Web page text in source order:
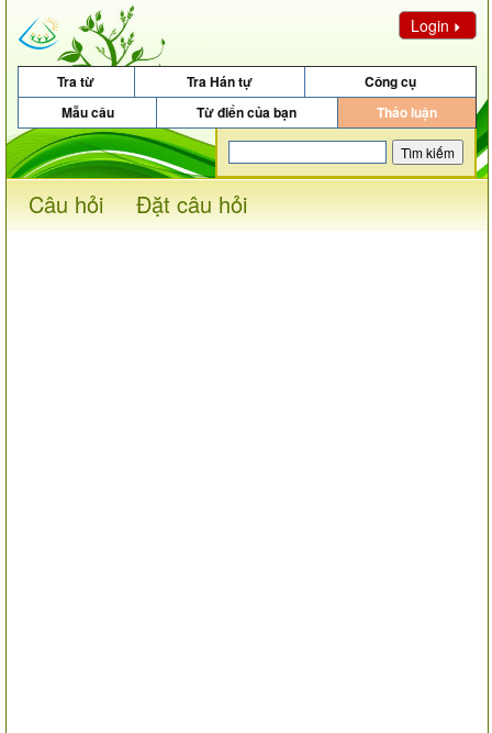
Login
Tra từ Tra Hán tự
Công cụ
Mẫu câu
Từ điển của bạn Thảo luận
Câu hỏi Đặt câu hỏi